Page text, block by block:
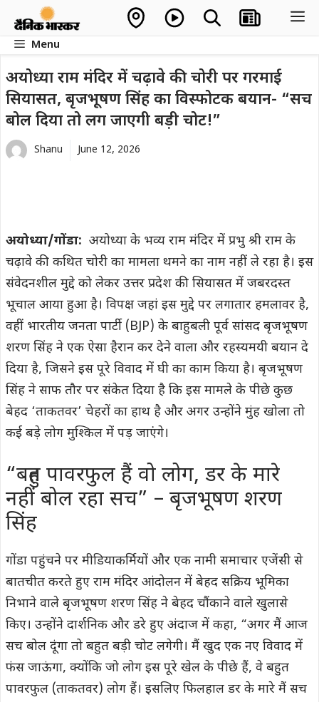
contentMenu
अयोध्या राम मंदिर में चढ़ावे की चोरी पर गरमाई
सियासत, बृजभूषण सिंह का विस्फोटक बयान- “सच
बोल दिया तो लग जाएगी बड़ी चोट!”
Shanu June 12, 2026
अयोध्या/गोंडा: अयोध्या के भव्य राम मंदिर में प्रभु श्री राम के
चढ़ावे की कथित चोरी का मामला थमने का नाम नहीं ले रहा है। इस
संवेदनशील मुद्दे को लेकर उत्तर प्रदेश की सियासत में जबरदस्त
भूचाल आया हुआ है। विपक्ष जहां इस मुद्दे पर लगातार हमलावर है,
वहीं भारतीय जनता पार्टी (BJP) के बाहुबली पूर्व सांसद बृजभूषण
शरण सिंह ने एक ऐसा हैरान कर देने वाला और रहस्यमयी बयान दे
दिया है, जिसने इस पूरे विवाद में घी का काम किया है। बृजभूषण
सिंह ने साफ तौर पर संकेत दिया है कि इस मामले के पीछे कुछ
बेहद ‘ताकतवर’ चेहरों का हाथ है और अगर उन्होंने मुंह खोला तो
कई बड़े लोग मुश्किल में पड़ जाएंगे।
“बहुत पावरफुल हैं वो लोग, डर के मारे
नहीं बोल रहा सच” – बृजभूषण शरण
सिंह
गोंडा पहुंचने पर मीडियाकर्मियों और एक नामी समाचार एजेंसी से
बातचीत करते हुए राम मंदिर आंदोलन में बेहद सक्रिय भूमिका
निभाने वाले बृजभूषण शरण सिंह ने बेहद चौंकाने वाले खुलासे
किए। उन्होंने दार्शनिक और डरे हुए अंदाज में कहा, “अगर मैं आज
सच बोल दूंगा तो बहुत बड़ी चोट लगेगी। मैं खुद एक नए विवाद में
फंस जाऊंगा, क्योंकि जो लोग इस पूरे खेल के पीछे हैं, वे बहुत
पावरफुल (ताकतवर) लोग हैं। इसलिए फिलहाल डर के मारे मैं सच